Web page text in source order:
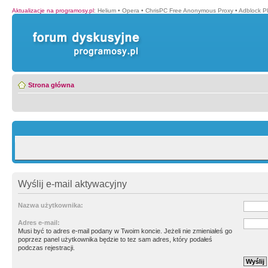
Aktualizacje na programosy.pl: Helium • Opera • ChrisPC Free Anonymous Proxy • Adblock
Strona główna
Wyślij e-mail aktywacyjny
Nazwa użytkownika:
Adres e-mail:
Musi być to adres e-mail podany w Twoim koncie. Jeżeli nie zmieniałeś go
poprzez panel użytkownika będzie to tez sam adres, który podałeś
podczas rejestracji.